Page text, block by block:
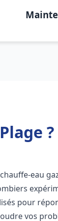
?
eau
pour
vos